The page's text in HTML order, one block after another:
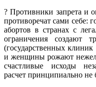
? Противники запрета и
противоречат сами себе:
абортов в странах с
ограничения создают
(государственных
и женщины рожают
счастливые исходы
расчет принципиально не